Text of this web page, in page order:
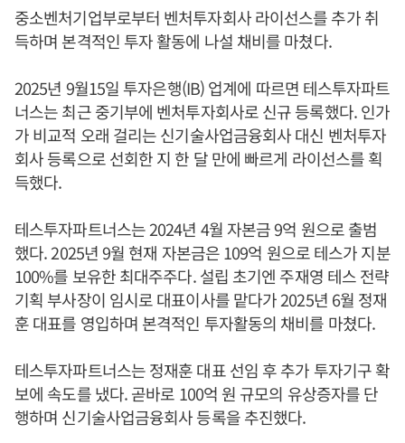
중소벤처기업부로부터 벤처투자회사 라이선스를 추가 취
득하며 본격적인 투자 활동에 나설 채비를 마쳤다.
2025년 9월15일 투자은행(IB) 업계에 따르면 테스투자파트
너스는 최근 중기부에 벤처투자회사로 신규 등록했다. 인가
가 비교적 오래 걸리는 신기술사업금융회사 대신 벤처투자
회사 등록으로 선회한 지 한 달 만에 빠르게 라이선스를 획
득했다.
테스투자파트너스는 2024년 4월 자본금 9억 원으로 출범
했다. 2025년 9월 현재 자본금은 109억 원으로 테스가 지분
100%를 보유한 최대주주다. 설립 초기엔 주재영 테스 전략
기획 부사장이 임시로 대표이사를 맡다가 2025년 6월 정재
훈 대표를 영입하며 본격적인 투자활동의 채비를 마쳤다.
테스투자파트너스는 정재훈 대표 선임 후 추가 투자기구 확
보에 속도를 냈다. 곧바로 100억 원 규모의 유상증자를 단
행하며 신기술사업금융회사 등록을 추진했다.